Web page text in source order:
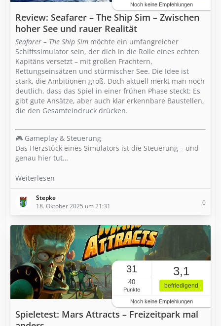
Noch keine Empfehlungen
Review: Seafarer – The Ship Sim – Zwischen
hoher See und rauer Realität
Seafarer – The Ship Sim möchte ein umfangreicher
Schiffssimulator sein, der dich in die Rolle eines echten
Kapitäns versetzt – mit großen Frachtern,
Rettungseinsätzen und stürmischer See. Die Idee ist
stark, die Ambitionen groß. Doch aktuell merkt man noch
deutlich, dass das Spiel in einer frühen Phase steckt: Es
gibt gute Ansätze, aber auch klar erkennbare Baustellen,
die den Gesamteindruck drücken.
🎮 Gameplay & Steuerung
Das Herzstück eines Simulators ist die Steuerung – und
genau hier tut…
Weiterlesen
Stepke
18. Oktober 2025 um 21:31
0
31
40
Punkte
3,1
befriedigend
Noch keine Empfehlungen
Spieletest: Mars Attracts – Freizeitpark mal